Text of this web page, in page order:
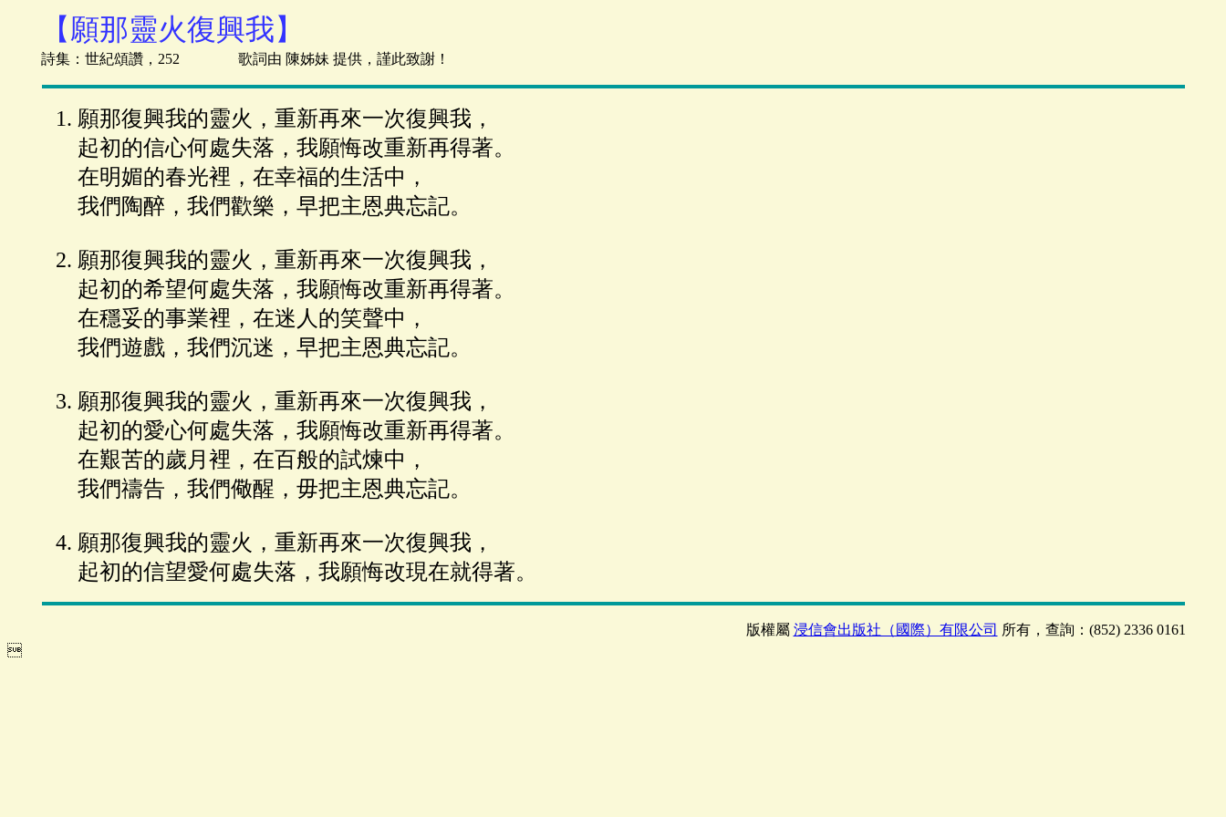
【願那靈火復興我】
詩集：世紀頌讚，252 歌詞由 陳姊妹 提供，謹此致謝！
願那復興我的靈火，重新再來一次復興我，
起初的信心何處失落，我願悔改重新再得著。
在明媚的春光裡，在幸福的生活中，
我們陶醉，我們歡樂，早把主恩典忘記。
願那復興我的靈火，重新再來一次復興我，
起初的希望何處失落，我願悔改重新再得著。
在穩妥的事業裡，在迷人的笑聲中，
我們遊戲，我們沉迷，早把主恩典忘記。
願那復興我的靈火，重新再來一次復興我，
起初的愛心何處失落，我願悔改重新再得著。
在艱苦的歲月裡，在百般的試煉中，
我們禱告，我們儆醒，毋把主恩典忘記。
願那復興我的靈火，重新再來一次復興我，
起初的信望愛何處失落，我願悔改現在就得著。
版權屬 浸信會出版社（國際）有限公司 所有，查詢：(852) 2336 0161
